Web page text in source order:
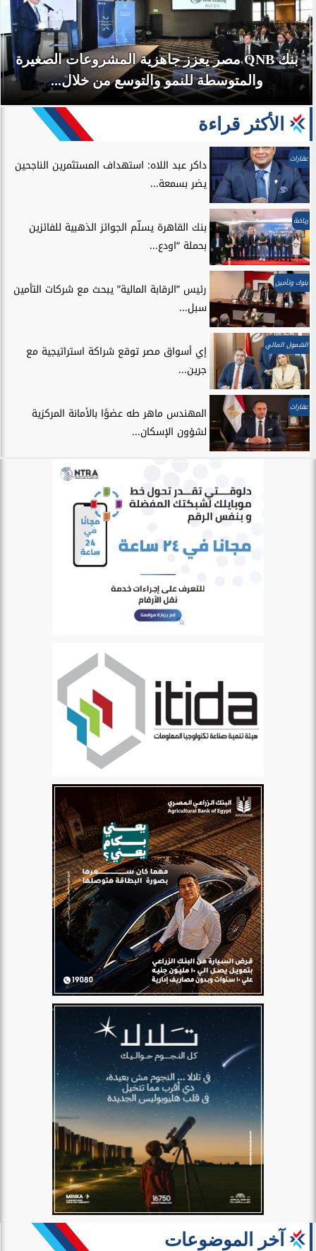
بنك QNB مصر يعزز جاهزية المشروعات الصغيرة
والمتوسطة للنمو والتوسع من خلال...
الأكثر قراءة
عقارات
داكر عبد اللاه: استهداف المستثمرين الناجحين
يضر بسمعة...
رياضة
بنك القاهرة يسلّم الجوائز الذهبية للفائزين
بحملة “اودع...
بنوك وتأمين
رئيس ”الرقابة المالية” يبحث مع شركات التأمين
سبل...
الشمول المالي
إي أسواق مصر توقع شراكة استراتيجية مع
جرين...
عقارات
المهندس ماهر طه عضوًا بالأمانة المركزية
لشؤون الإسكان...
آخر الموضوعات